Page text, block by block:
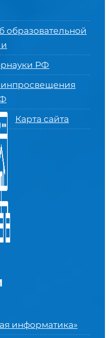
образовательной
РФ
Карта сайта
информатика»